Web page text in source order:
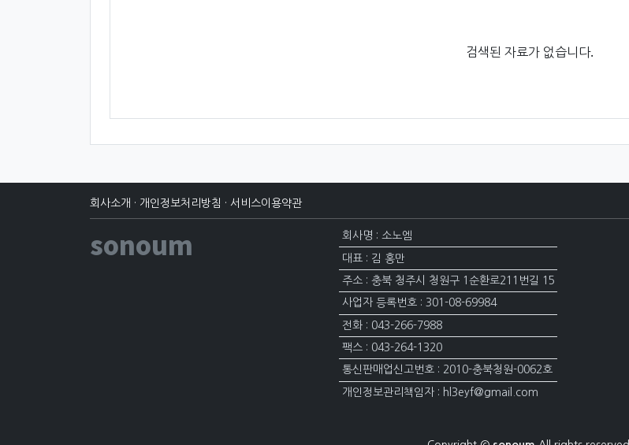
검색된 자료가 없습니다.
회사소개 · 개인정보처리방침 · 서비스이용약관
sonoum 회사명 : 소노엠
대표 : 김 홍만
주소 : 충북 청주시 청원구 1순환로211번길 15
사업자 등록번호 : 301-08-69984
전화 : 043-266-7988
팩스 : 043-264-1320
통신판매업신고번호 : 2010-충북청원-0062호
개인정보관리책임자 : hl3eyf@gmail.com